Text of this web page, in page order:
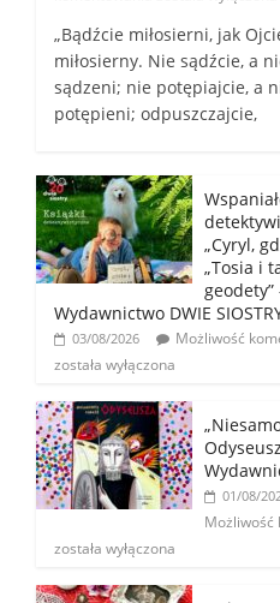
„Bądźcie miłosierni, jak
miłosierny. Nie sądźcie, a
sądzeni; nie potępiajcie, a
potępieni; odpuszczajcie,
„Cyryl,
„Tosia i
geodety”
Wydawnictwo DWIE
03/08/2026
Możliwość
została wyłączona
01/08/
Możliwość
została wyłączona